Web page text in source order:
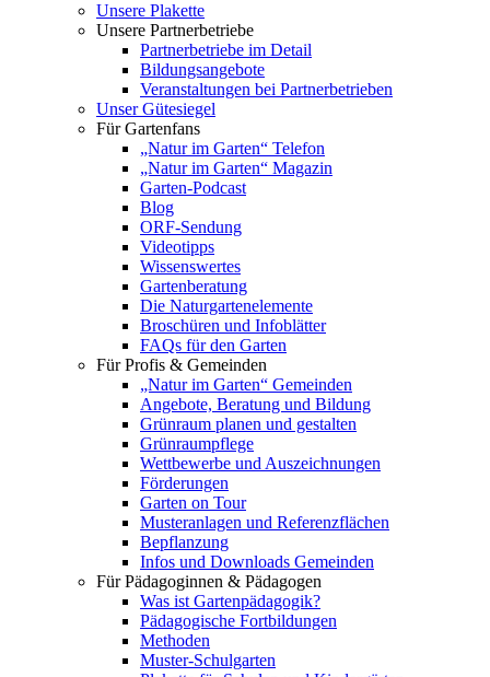
Unsere Plakette
Unsere Partnerbetriebe
Partnerbetriebe im Detail
Bildungsangebote
Veranstaltungen bei Partnerbetrieben
Unser Gütesiegel
Für Gartenfans
„Natur im Garten“ Telefon
„Natur im Garten“ Magazin
Garten-Podcast
Blog
ORF-Sendung
Videotipps
Wissenswertes
Gartenberatung
Die Naturgartenelemente
Broschüren und Infoblätter
FAQs für den Garten
Für Profis & Gemeinden
„Natur im Garten“ Gemeinden
Angebote, Beratung und Bildung
Grünraum planen und gestalten
Grünraumpflege
Wettbewerbe und Auszeichnungen
Förderungen
Garten on Tour
Musteranlagen und Referenzflächen
Bepflanzung
Infos und Downloads Gemeinden
Für Pädagoginnen & Pädagogen
Was ist Gartenpädagogik?
Pädagogische Fortbildungen
Methoden
Muster-Schulgarten